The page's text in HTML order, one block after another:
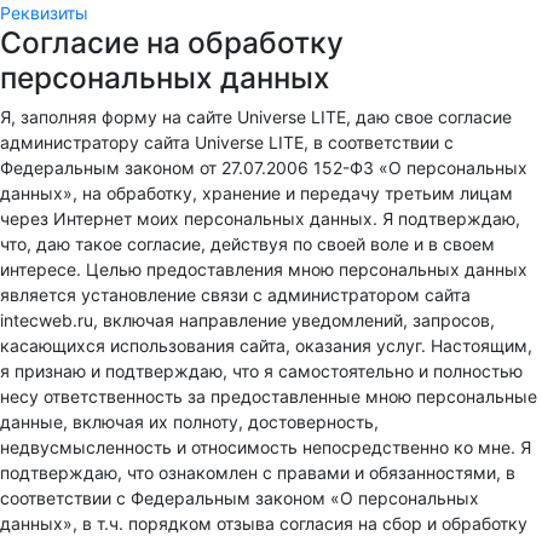
Реквизиты
Согласие на обработку
персональных данных
Я, заполняя форму на сайте Universe LITE, даю свое согласие
администратору сайта Universe LITE, в соответствии с
Федеральным законом от 27.07.2006 152-ФЗ «О персональных
данных», на обработку, хранение и передачу третьим лицам
через Интернет моих персональных данных. Я подтверждаю,
что, даю такое согласие, действуя по своей воле и в своем
интересе. Целью предоставления мною персональных данных
является установление связи с администратором сайта
intecweb.ru, включая направление уведомлений, запросов,
касающихся использования сайта, оказания услуг. Настоящим,
я признаю и подтверждаю, что я самостоятельно и полностью
несу ответственность за предоставленные мною персональные
данные, включая их полноту, достоверность,
недвусмысленность и относимость непосредственно ко мне. Я
подтверждаю, что ознакомлен с правами и обязанностями, в
соответствии с Федеральным законом «О персональных
данных», в т.ч. порядком отзыва согласия на сбор и обработку